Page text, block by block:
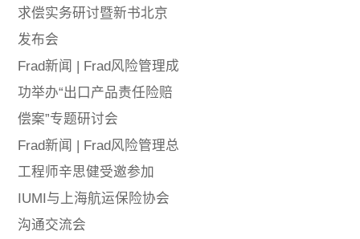
求偿实务研讨暨新书北京
发布会
Frad新闻 | Frad风险管理成
功举办“出口产品责任险赔
偿案”专题研讨会
Frad新闻 | Frad风险管理总
工程师辛思健受邀参加
IUMI与上海航运保险协会
沟通交流会